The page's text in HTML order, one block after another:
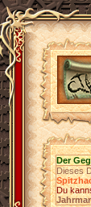
Der
Dieses
Du